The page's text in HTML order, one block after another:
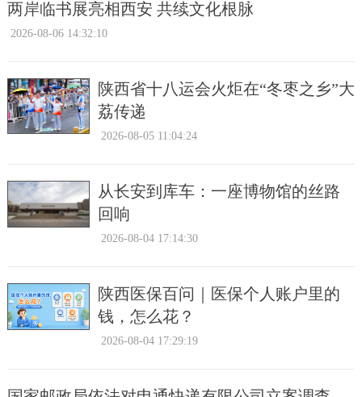
两岸临书展亮相西安 共续文化根脉
2026-08-06 14:32:10
陕西省十八运会火炬在“冬枣之乡”大
荔传递
2026-08-05 11:04:24
从长安到库车：一座博物馆的丝路
回响
2026-08-04 17:14:30
陕西医保百问｜医保个人账户里的
钱，怎么花？
2026-08-04 17:29:19